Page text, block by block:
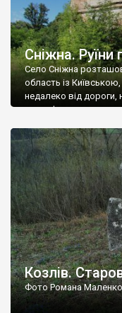
Сніжна. Руїни
Село Сніжна
область із
недалеко від дороги,
рельєфне пано, яке
не видно, але видно
Козлів.
Фото Романа